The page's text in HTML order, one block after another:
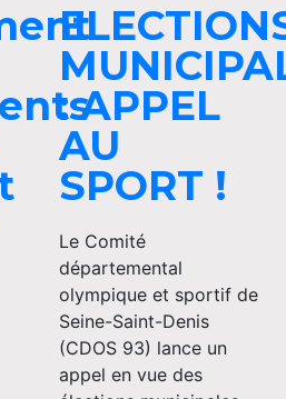
: APPEL
AU
SPORT !
Le Comité
départemental
olympique et sportif de
Seine-Saint-Denis
(CDOS 93) lance un
appel en vue des